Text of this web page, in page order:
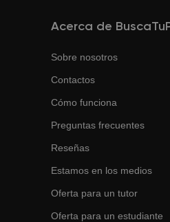
Acerca de
Sobre nosotros
Contactos
Cómo funciona
Preguntas frecuentes
Reseñas
Estamos en los medios
Oferta para un tutor
Oferta para un estudiante